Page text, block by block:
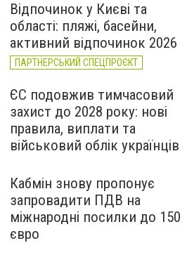
Відпочинок у Києві та
області: пляжі, басейни,
активний відпочинок 2026
ПАРТНЕРСЬКИЙ СПЕЦПРОЄКТ
ЄС подовжив тимчасовий
захист до 2028 року: нові
правила, виплати та
військовий облік українців
Кабмін знову пропонує
запровадити ПДВ на
міжнародні посилки до 150
євро